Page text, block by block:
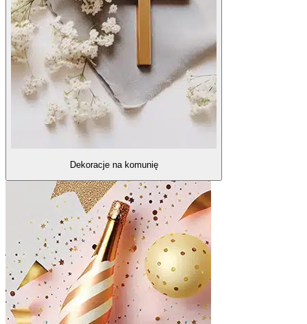
Dekoracje na komunię